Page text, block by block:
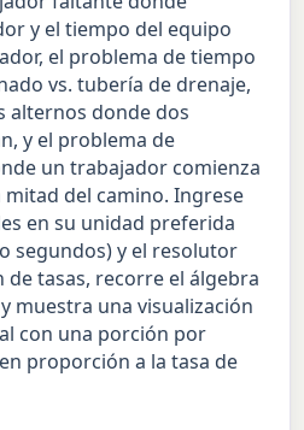
y el tiempo del equipo
el problema de tiempo
vs. tubería de drenaje,
alternos donde dos
y el problema de
un trabajador comienza
del camino. Ingrese
en su unidad preferida
segundos) y el resolutor
de tasas, recorre el álgebra
muestra una visualización
con una porción por
proporción a la tasa de